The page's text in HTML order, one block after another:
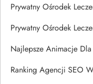
Prywatny Ośrodek
Prywatny Ośrodek
Najlepsze Animacje
Ranking Agencji SEO